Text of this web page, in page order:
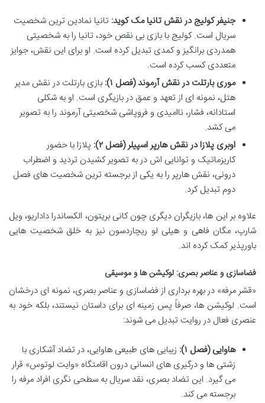
جنیفر کولیج در نقش تانیا مک کوید: تانیا نمادین ترین شخصیت
سریال است. کولیج با بازی بی نقص خود، تانیا را به شخصیتی
همدردی برانگیز و کمدی تبدیل کرده است. او برای این نقش، جوایز
متعددی کسب کرده است.
موری بارتلت در نقش آرموند (فصل ۱):
بازی بارتلت در نقش مدیر
هتل، نمونه ای از تعهد و عمق در بازیگری است. او به شکلی
استادانه، فشار، ناامیدی و فروپاشی شخصیتی آرموند را به تصویر
می کشد.
اوبری پلازا در نقش هارپر اسپیلر (فصل ۲):
پلازا با حضور
کاریزماتیک و توانایی اش در به تصویر کشیدن تردید و اضطراب
درونی، نقش هارپر را به یکی از برجسته ترین شخصیت های فصل
دوم تبدیل کرد.
علاوه بر این ها، بازیگران دیگری چون کانی بریتون، الکساندرا داداریو، ویل
شارپ، مگان فاهی و هیلی لو ریچاردسون نیز به خلق شخصیت هایی
باورپذیر کمک کرده اند.
فضاسازی و عناصر بصری: لوکیشن ها و موسیقی
«قشر مرفه» در بهره برداری از فضاسازی و عناصر بصری، نمونه ای درخشان
است. لوکیشن ها، صرفاً پس زمینه ای برای داستان نیستند، بلکه خود به
عنصری فعال در روایت تبدیل می شوند:
هاوایی (فصل ۱):
زیبایی های طبیعی هاوایی، در تضاد آشکاری با
زشتی ها و درگیری های انسانی درون اقامتگاه «وایت لوتوس» قرار
می گیرد. این تضاد بصری، نقد سریال به سطحی نگری افراد مرفه را
برجسته می کند.